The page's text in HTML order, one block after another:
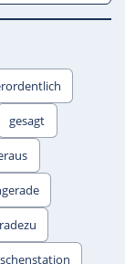
gesagt